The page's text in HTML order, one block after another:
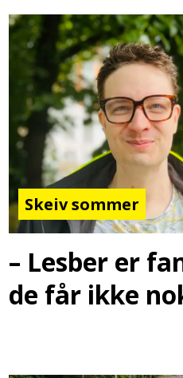
Skeiv sommer
– Lesber er
de får ikke